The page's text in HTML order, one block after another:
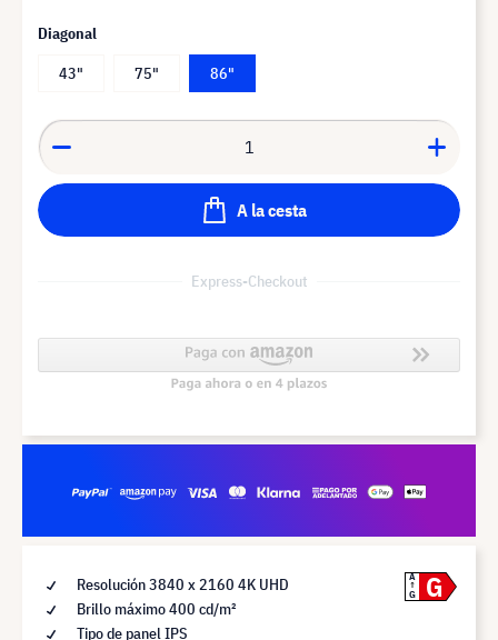
Diagonal
43"
75" 86"
A la cesta
Express-Checkout
Resolución 3840 x 2160 4K UHD
Brillo máximo 400 cd/m²
Tipo de panel IPS
A
G
G